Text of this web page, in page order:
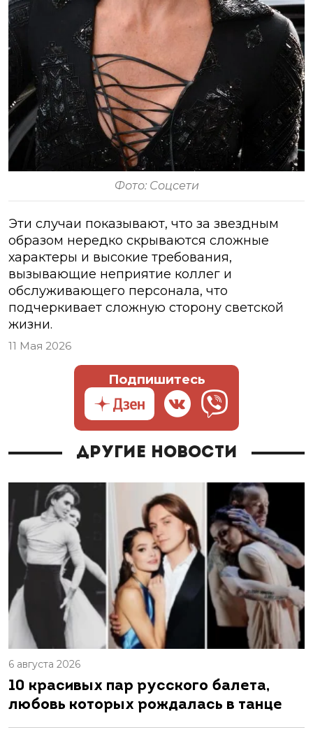
Фото: Соцсети
Эти случаи показывают, что за звездным
образом нередко скрываются сложные
характеры и высокие требования,
вызывающие неприятие коллег и
обслуживающего персонала, что
подчеркивает сложную сторону светской
жизни.
11 Мая 2026
Подпишитесь
Другие новости
6 августа 2026
10 красивых пар русского балета,
любовь которых рождалась в танце